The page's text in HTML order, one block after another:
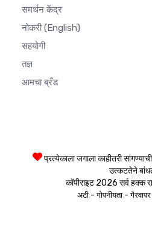
समर्थन केंद्र
नोकरी(English)
सहयोगी
तज्ञ
आमचा ब्रँड
प्रत्येकाला जगाला काहीतरी
उत्कटतेने
कॉपीराइट 2026 सर्व हक्क
अटी -गोपनीयता -गैरवापर